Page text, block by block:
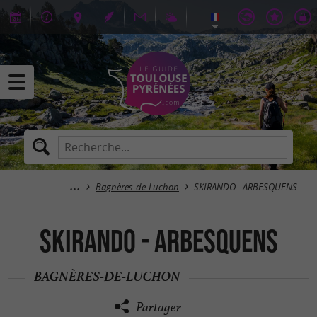
Bagnères-de-Luchon SKIRANDO - ARBESQUENS
SKIRANDO - ARBESQUENS
BAGNÈRES-DE-LUCHON
Partager